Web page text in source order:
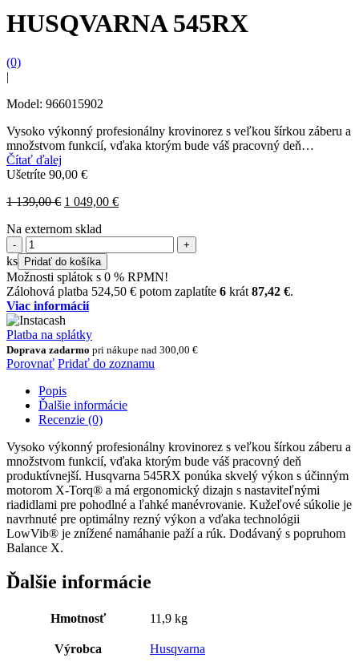
HUSQVARNA 545RX
(0)
|
Model: 966015902
Vysoko výkonný profesionálny krovinorez s veľkou šírkou záberu a
množstvom funkcií, vďaka ktorým bude váš pracovný deň
produktívnejší. Husqvarna 545RX ponúka skvelý výkon s
účinným...
Čítať ďalej
Ušetríte 90,00 €
1 139,00€ Original
was:
139,00 €.
1 049,00 €Current
Na externom sklad
množstvo
HUSQVARNA
545RX
ks Pridať do košíka
Možnosti splátok s 0 % RPMN!
Zálohová platba 524,50 € potom zaplatíte 6 krát 87,42 €.
Viac informácií
Platba na splátky
Doprava zadarmo pri nákupe nad 300,00 €
Porovnať Pridať do zoznamu
Popis
Ďalšie informácie
Recenzie (0)
Vysoko výkonný profesionálny krovinorez s veľkou šírkou záberu a
množstvom funkcií, vďaka ktorým bude váš pracovný deň
produktívnejší. Husqvarna 545RX ponúka skvelý výkon s účinným
motorom X-Torq® a má ergonomický dizajn s nastaviteľnými
riadidlami pre pohodlné a ľahké manévrovanie. Kužeľové súkolie je
navrhnuté pre optimálny rezný výkon a vďaka technológii
LowVib® je znížené namáhanie paží a rúk. Dodávaný s popruhom
Balance X.
Ďalšie informácie
Hmotnosť 11,9 kg
Výrobca Husqvarna